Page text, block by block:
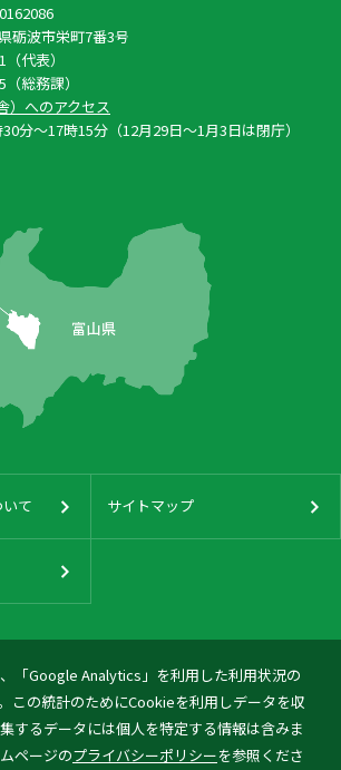
「Google Analytics」を利用した利用状況の
この統計のためにCookieを利用しデータを収
するデータには個人を特定する情報は含みま
ページのプライバシーポリシーを参照くださ
砺波市栄町7番3号
代表）
総務課）
）へのアクセス
分〜17時15分（12月29日〜1月3日は閉庁）
て サイトマップ